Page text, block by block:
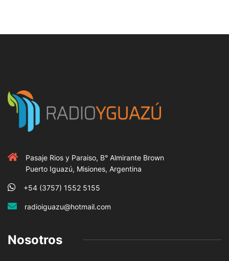
Pasaje Rios y Paraiso, B° Almirante Brown
Puerto Iguazú, Misiones, Argentina
+54 (3757) 1552 5155
radioiguazu@hotmail.com
Nosotros